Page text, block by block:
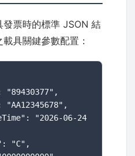
發票時的標準 JSON 結
具關鍵參數配置：